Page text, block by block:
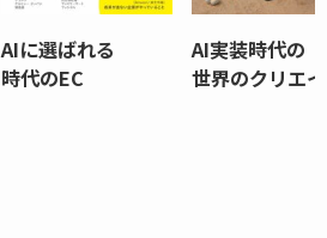
AIに選ばれる
時代のEC
AI実装時代の
世界のクリエ